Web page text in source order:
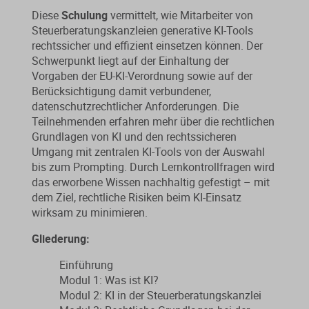
Der DWS StBVV-Rechner
unterstützt Sie bei der schnellen
und korrekten
Gebührenberechnung.
Alle Fachmedien
Erscheint in Kürze
Neuheiten
Von der Ausbildung bis zur
erfolgreichen Prüfung – entdecken
Sie unsere Ausbildungsbegleitung
für Steuerfachangestellte.
Alle Weiterbildungen
Erscheint in Kürze
Neuheiten
Sanierungsberatung
Wirtschaftsberatung
Existenzgründung
Alle Produkte
Themenpakete
Aktuelles Programm
DieseSchulungvermittelt, wie Mitarbeiter von
Steuerberatungskanzleien generative KI-Tools
rechtssicher und effizient einsetzen können. Der
Schwerpunkt liegt auf der Einhaltung der
Vorgaben der EU-KI-Verordnung sowie auf der
Berücksichtigung damit verbundener,
datenschutzrechtlicher Anforderungen. Die
Teilnehmenden erfahren mehr über die rechtlichen
Grundlagen von KI und den rechtssicheren
Umgang mit zentralen KI-Tools von der Auswahl
bis zum Prompting. Durch Lernkontrollfragen wird
das erworbene Wissen nachhaltig gefestigt – mit
dem Ziel, rechtliche Risiken beim KI-Einsatz
wirksam zu minimieren.
Gliederung:
Einführung
Modul 1: Was ist KI?
Modul 2: KI in der Steuerberatungskanzlei